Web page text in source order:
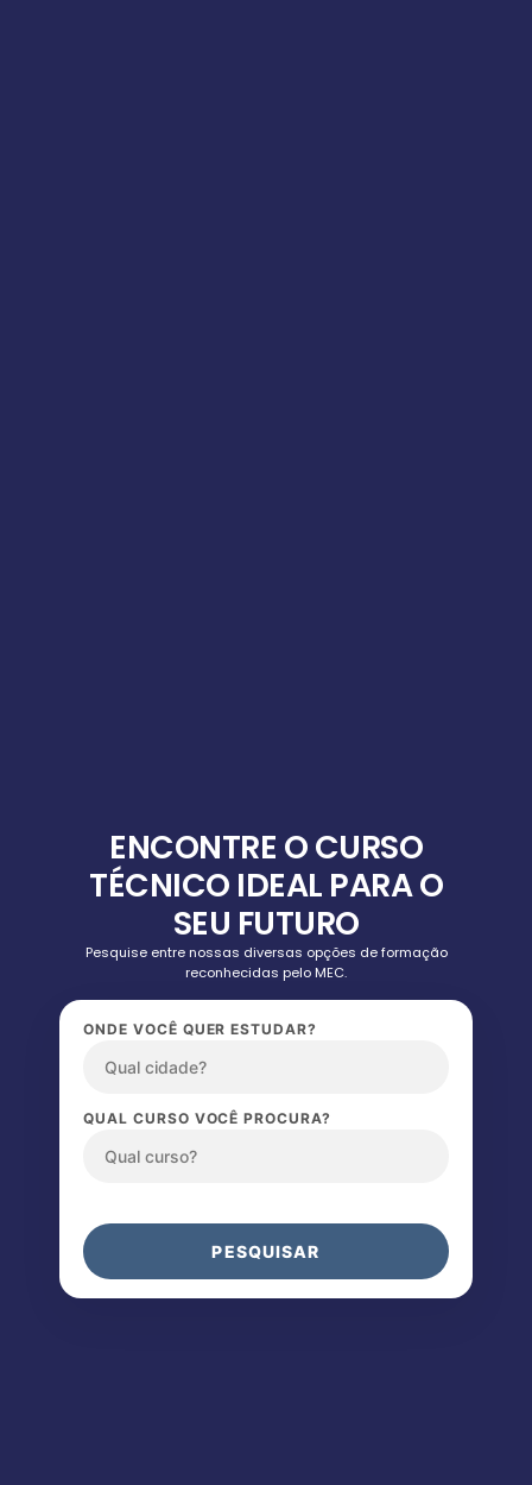
ENCONTRE O CURSO
TÉCNICO IDEAL PARA O
SEU FUTURO
Pesquise entre nossas diversas opções de formação
reconhecidas pelo MEC.
ONDE VOCÊ QUER ESTUDAR?
QUAL CURSO VOCÊ PROCURA?
PESQUISAR